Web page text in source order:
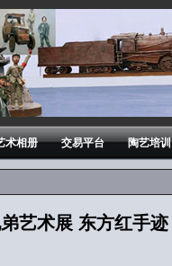
术相册 交易平台 陶艺培训
艺术展 东方红手迹